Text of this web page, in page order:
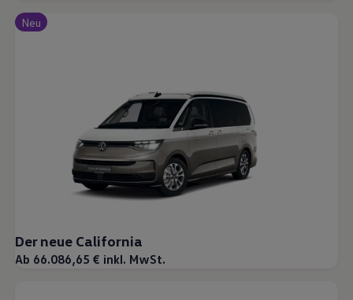
Neu
Der neue California
Ab 66.086,65 € inkl. MwSt.